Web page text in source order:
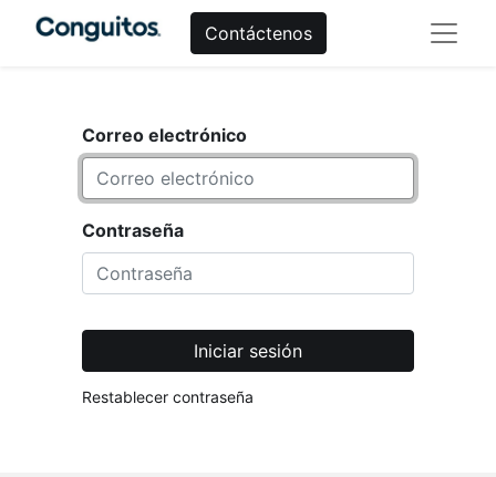
Contáctenos
Correo electrónico
Contraseña
Iniciar sesión
Restablecer contraseña